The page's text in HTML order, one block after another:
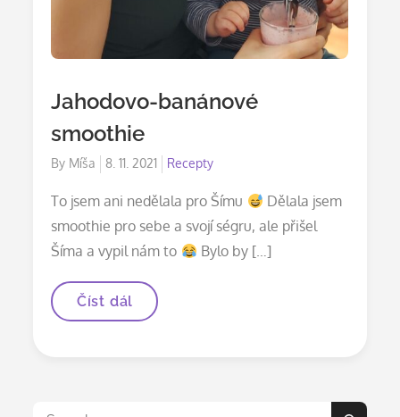
Jahodovo-banánové
smoothie
By Míša
Posted
8. 11. 2021 Recepty
To jsem ani nedělala pro Šímu
Dělala jsem
smoothie pro sebe a svojí ségru, ale přišel
Šíma a vypil nám to
Bylo by […]
Jahodovo-
banánové
Číst dál
Search